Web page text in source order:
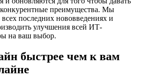
преимущества. Мы
всех последних нововведениях и
улучшения всей ИТ-
на ваш выбор.
быстрее чем к вам